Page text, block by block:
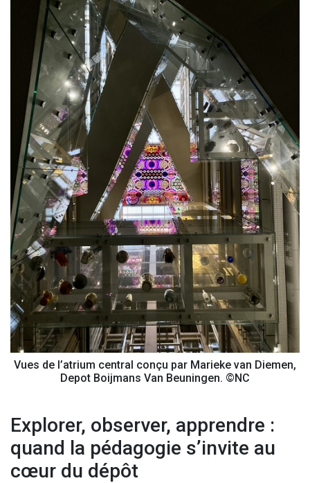
Vues de l’atrium central conçu par Marieke van Diemen,
Depot Boijmans Van Beuningen. ©NC
Explorer, observer, apprendre :
quand la pédagogie s’invite au
cœur du dépôt